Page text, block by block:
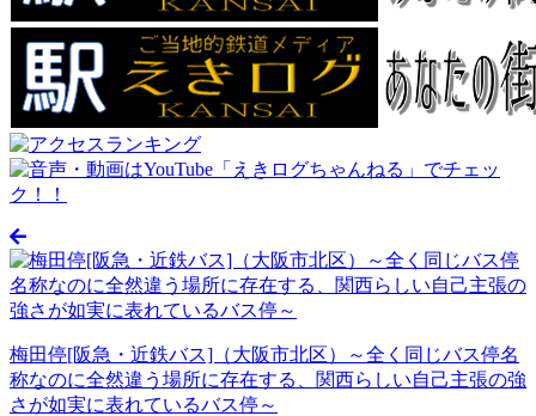
梅田停[阪急・近鉄バス]（大阪市北区）～全く同じバス停名
称なのに全然違う場所に存在する、関西らしい自己主張の強
さが如実に表れているバス停～